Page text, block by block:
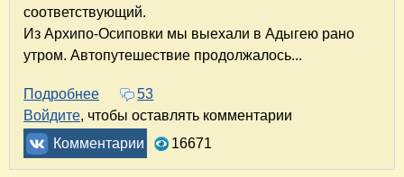
соответствующий.
Из Архипо-Осиповки мы выехали в Адыгею рано
утром. Автопутешествие продолжалось...
Подробнее о Автопутешествие "Обнинск - Архипо-
53
Войдите, чтобы оставлять комментарии
Комментарии
16671